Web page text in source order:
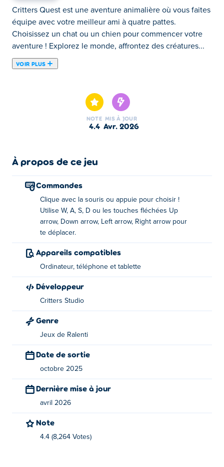
Critters Quest est une aventure animalière où vous faites
équipe avec votre meilleur ami à quatre pattes.
Choisissez un chat ou un chien pour commencer votre
aventure ! Explorez le monde, affrontez des créatures...
VOIR PLUS
Choisissez un chat ou un chien pour commencer votre
aventure ! Explorez le monde, affrontez des créatures
sauvages et capturez de nouvelles créatures pour
Parviendrez-vous à tous les collectionner et à devenir le
Comment jouer à Critters Quest ?
Cliquez ou appuyez pour faire votre choix. Utilisez
WASD, les touches fléchées ou le joystick pour vous
Qui a créé Critters Quest ?
leurs autres jeux sur Poki:
gratuitement ?
Poki.
mobiles et sur ordinateur ?
appareils mobiles comme les téléphones et les tablettes.
NOTE
4.4
MIS À JOUR
avr. 2026
À propos de ce jeu
Commandes
Clique avec la souris ou appuie pour choisir !
Utilise W, A, S, D ou les touches fléchées Up
arrow, Down arrow, Left arrow, Right arrow pour
te déplacer.
Appareils compatibles
Ordinateur, téléphone et tablette
Développeur
Critters Studio
Genre
Jeux de Ralenti
Date de sortie
octobre 2025
Dernière mise à jour
avril 2026
Note
4.4 (8,264 Votes)